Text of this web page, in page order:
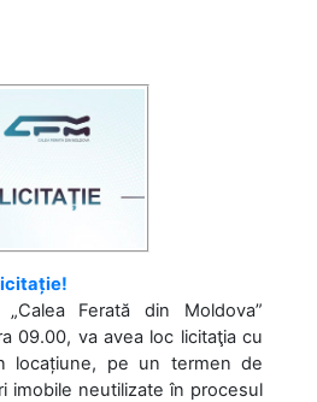
Ferată din Moldova”
09.00, va avea loc licitaţia cu
locațiune, pe un termen de
imobile neutilizate în procesul